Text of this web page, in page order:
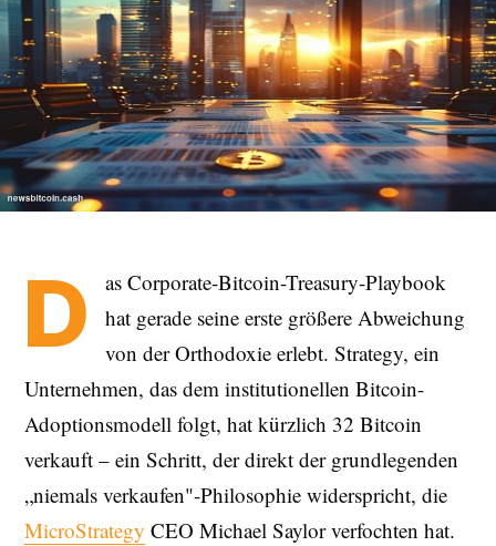
D
as Corporate-Bitcoin-Treasury-Playbook
hat gerade seine erste größere Abweichung
von der Orthodoxie erlebt. Strategy, ein
Unternehmen, das dem institutionellen Bitcoin-
Adoptionsmodell folgt, hat kürzlich 32 Bitcoin
verkauft – ein Schritt, der direkt der grundlegenden
„niemals verkaufen"-Philosophie widerspricht, die
MicroStrategy CEO Michael Saylor verfochten hat.